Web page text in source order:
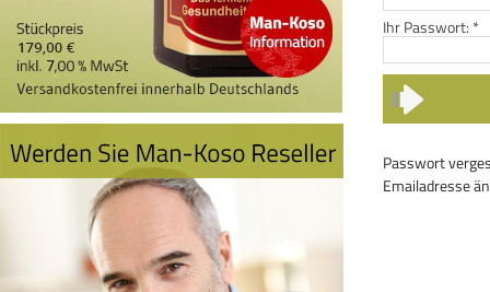
Ihr Passwort: *
Passwort
Emailadresse